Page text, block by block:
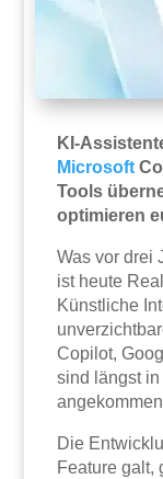
KI-
Microsoft
Tools
optimieren
Was vor drei
ist heute
Künstliche
Copilot,
sind längst
Die
Feature galt,